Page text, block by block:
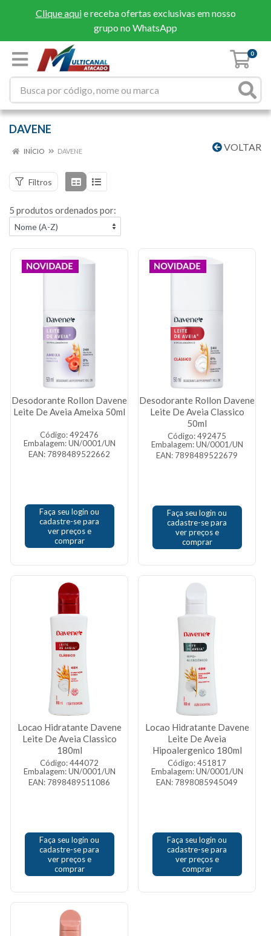
Clique aquie receba ofertas exclusivas em nosso
grupo no WhatsApp
0
DAVENE
VOLTAR
INÍCIO DAVENE
Filtros
5 produtos ordenados por:
Desodorante Rollon Davene
Leite De Aveia Ameixa 50ml
Código: 492476
Embalagem: UN/0001/UN
EAN: 7898489522662
Faça seu login ou
cadastre-se para
ver preços e
comprar
Desodorante Rollon Davene
Leite De Aveia Classico
50ml
Código: 492475
Embalagem: UN/0001/UN
EAN: 7898489522679
Faça seu login ou
cadastre-se para
ver preços e
comprar
Locao Hidratante Davene
Leite De Aveia Classico
180ml
Código: 444072
Embalagem: UN/0001/UN
EAN: 7898489511086
Faça seu login ou
cadastre-se para
ver preços e
comprar
Locao Hidratante Davene
Leite De Aveia
Hipoalergenico 180ml
Código: 451817
Embalagem: UN/0001/UN
EAN: 7898085945049
Faça seu login ou
cadastre-se para
ver preços e
comprar